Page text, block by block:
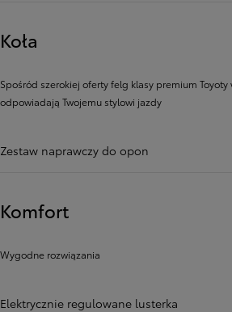
Koła
Spośród szerokiej oferty felg klasy premium Toyoty
odpowiadają Twojemu stylowi jazdy
Zestaw naprawczy do opon
Komfort
Wygodne rozwiązania
Elektrycznie regulowane lusterka